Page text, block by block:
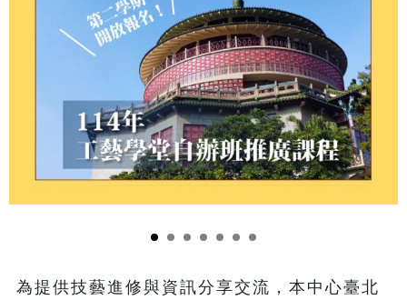
為提供技藝進修與資訊分享交流，本中心臺北